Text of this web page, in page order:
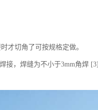
才切角了可按规格定做。
接，焊缝为不小于3mm角焊